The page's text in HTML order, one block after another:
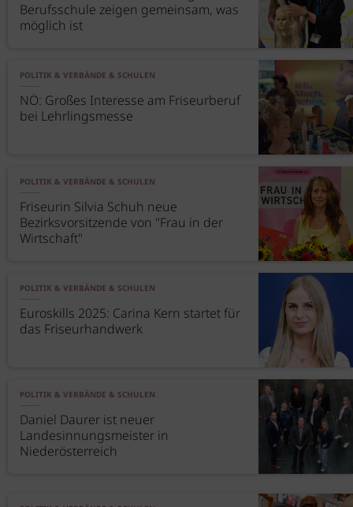
Berufsschule zeigen gemeinsam, was
möglich ist
POLITIK & VERBÄNDE & SCHULEN
NÖ: Großes Interesse am Friseurberuf
bei Lehrlingsmesse
POLITIK & VERBÄNDE & SCHULEN
Friseurin Silvia Schuh neue
Bezirksvorsitzende von "Frau in der
Wirtschaft"
POLITIK & VERBÄNDE & SCHULEN
Euroskills 2025: Carina Kern startet für
das Friseurhandwerk
POLITIK & VERBÄNDE & SCHULEN
Daniel Daurer ist neuer
Landesinnungsmeister in
Niederösterreich